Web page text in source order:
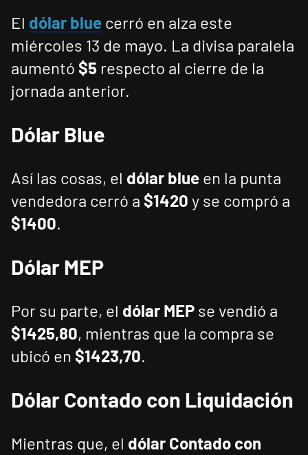
El dólar blue cerró en alza este
miércoles 13 de mayo. La divisa paralela
aumentó $5 respecto al cierre de la
jornada anterior.
Dólar Blue
Así las cosas, el dólar blue en la punta
vendedora cerró a $1420 y se compró a
$1400.
Dólar MEP
Por su parte, el dólar MEP se vendió a
$1425,80, mientras que la compra se
ubicó en $1423,70.
Dólar Contado con Liquidación
Mientras que, el dólar Contado con